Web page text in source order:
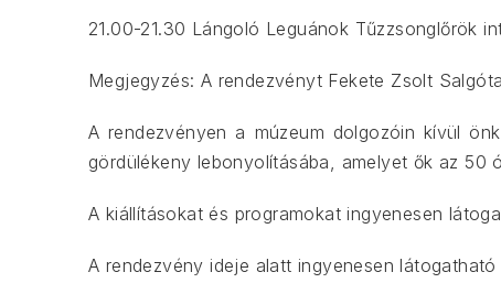
21.00-21.30 Lángoló Leguánok Tűzzsonglőrök
Megjegyzés: A rendezvényt Fekete Zsolt
A rendezvényen a múzeum dolgozóin kívül
gördülékeny lebonyolításába, amelyet ők az 50
A kiállításokat és programokat ingyenesen
A rendezvény ideje alatt ingyenesen